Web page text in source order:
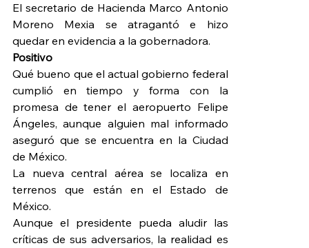
El secretario de Hacienda Marco Antonio
Moreno Mexia se atragantó e hizo
quedar en evidencia a la gobernadora.
Positivo
Qué bueno que el actual gobierno federal
cumplió en tiempo y forma con la
promesa de tener el aeropuerto Felipe
Ángeles, aunque alguien mal informado
aseguró que se encuentra en la Ciudad
de México.
La nueva central aérea se localiza en
terrenos que están en el Estado de
México.
Aunque el presidente pueda aludir las
críticas de sus adversarios, la realidad es